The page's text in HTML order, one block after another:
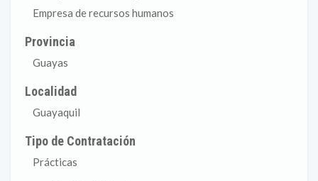
Empresa de recursos humanos
Provincia
Guayas
Localidad
Guayaquil
Tipo de Contratación
Prácticas